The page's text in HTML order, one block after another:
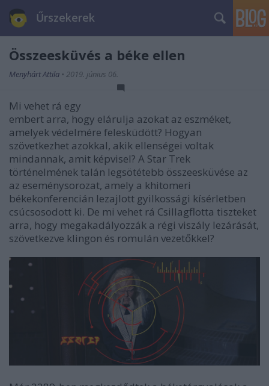
Űrszekerek
Összeesküvés a béke ellen
Menyhárt Attila • 2019. június 06.
Mi vehet rá egy
embert arra, hogy elárulja azokat az eszméket,
amelyek védelmére felesküdött? Hogyan
szövetkezhet azokkal, akik ellenségei voltak
mindannak, amit képvisel? A Star Trek
történelmének talán legsötétebb összeesküvése az
az eseménysorozat, amely a khitomeri
békekonferencián lezajlott gyilkossági kísérletben
csúcsosodott ki. De mi vehet rá Csillagflotta tiszteket
arra, hogy megakadályozzák a régi viszály lezárását,
szövetkezve klingon és romulán vezetőkkel?